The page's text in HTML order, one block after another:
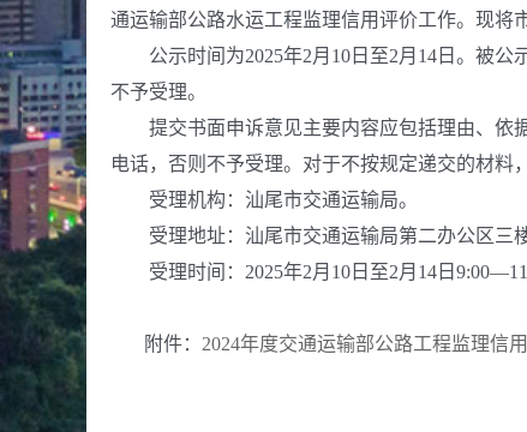
通运输部公路水运工程监理信用评价工作。现将
公示时间为2025年2月10日至2月14日。被公
不予受理。
提交书面申诉意见主要内容应包括理由、依据
电话，否则不予受理。对于不按规定递交的材料
受理机构：汕尾市交通运输局。
受理地址：汕尾市交通运输局第二办公区三楼
受理时间：2025年2月10日至2月14日
附件： 2024年度交通运输部公路工程监理信